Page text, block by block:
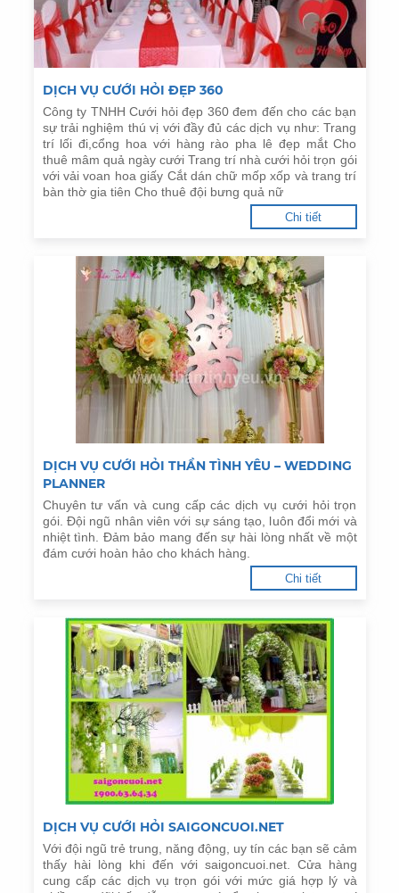
DỊCH VỤ CƯỚI HỎI ĐẸP 360
Công ty TNHH Cưới hỏi đẹp 360 đem đến cho các bạn
sự trải nghiệm thú vị với đầy đủ các dịch vụ như: Trang
trí lối đi,cổng hoa với hàng rào pha lê đẹp mắt Cho
thuê mâm quả ngày cưới Trang trí nhà cưới hỏi trọn gói
với vải voan hoa giấy Cắt dán chữ mốp xốp và trang trí
bàn thờ gia tiên Cho thuê đội bưng quả nữ
Chi tiết
DỊCH VỤ CƯỚI HỎI THẦN TÌNH YÊU – WEDDING
PLANNER
Chuyên tư vấn và cung cấp các dịch vụ cưới hỏi trọn
gói. Đội ngũ nhân viên với sự sáng tạo, luôn đổi mới và
nhiệt tình. Đảm bảo mang đến sự hài lòng nhất về một
đám cưới hoàn hảo cho khách hàng.
Chi tiết
DỊCH VỤ CƯỚI HỎI SAIGONCUOI.NET
Với đội ngũ trẻ trung, năng động, uy tín các bạn sẽ cảm
thấy hài lòng khi đến với saigoncuoi.net. Cửa hàng
cung cấp các dịch vụ trọn gói với mức giá hợp lý và